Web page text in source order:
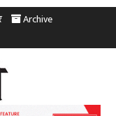
Archive